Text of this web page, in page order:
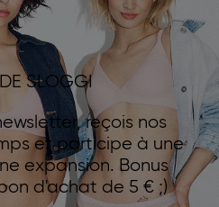
SLOGGI
reçois nos
et participe à une
expansion. Bonus
d'achat de 5 € ;)